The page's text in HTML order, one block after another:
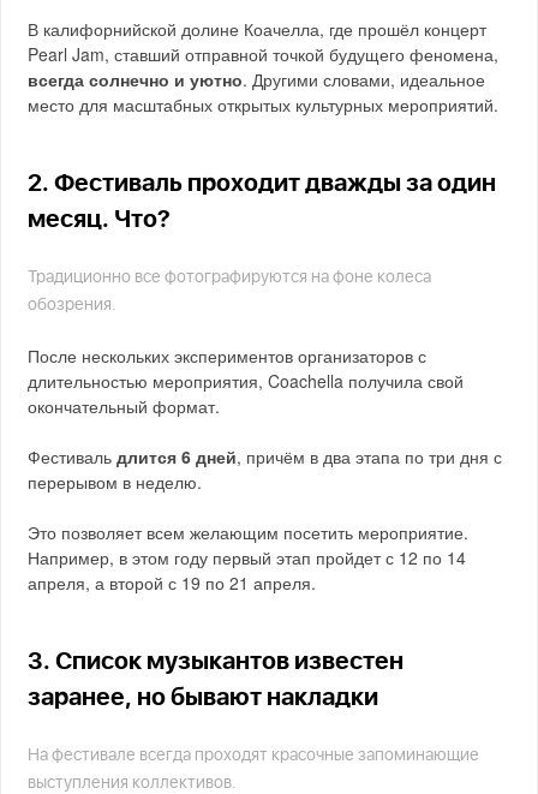
В калифорнийской долине Коачелла, где прошёл концерт
Pearl Jam, ставший отправной точкой будущего феномена,
всегда солнечно и уютно. Другими словами, идеальное
место для масштабных открытых культурных мероприятий.
2. Фестиваль проходит дважды за один
месяц. Что?
Традиционно все фотографируются на фоне колеса
обозрения.
После нескольких экспериментов организаторов с
длительностью мероприятия, Coachella получила свой
окончательный формат.
Фестивальдлится 6 дней, причём в два этапа по три дня с
перерывом в неделю.
Это позволяет всем желающим посетить мероприятие.
Например, в этом году первый этап пройдет с 12 по 14
апреля, а второй с 19 по 21 апреля.
3. Список музыкантов известен
заранее, но бывают накладки
На фестивале всегда проходят красочные запоминающие
выступления коллективов.